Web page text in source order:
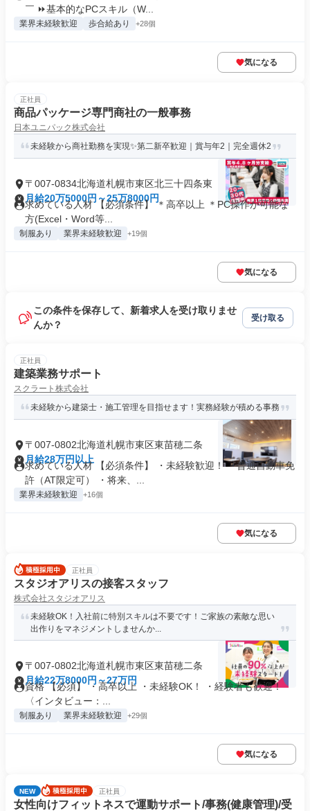
￣ ⏩基本的なPCスキル（W...
業界未経験歓迎 歩合給あり +28個
気になる
正社員
商品パッケージ専門商社の一般事務
日本ユニパック株式会社
未経験から商社勤務を実現✨第二新卒歓迎｜賞与年2｜完全週休2
〒007-0834北海道札幌市東区北三十四条東
月給20万5000円～25万8000円
求めている人材 【必須条件】 ＊高卒以上 ＊PC操作が可能な
方(Excel・Word等...
制服あり 業界未経験歓迎 +19個
気になる
この条件を保存して、新着求人を受け取りませ
んか？
受け取る
正社員
建築業務サポート
スクラート株式会社
未経験から建築士・施工管理を目指せます！実務経験が積める事務
〒007-0802北海道札幌市東区東苗穂二条
月給28万円以上
求めている人材 【必須条件】 ・未経験歓迎！ ・普通自動車免
許（AT限定可） ・将来、...
業界未経験歓迎 +16個
気になる
正社員
スタジオアリスの接客スタッフ
株式会社スタジオアリス
未経験OK！入社前に特別スキルは不要です！ご家族の素敵な思い
出作りをマネジメントしませんか...
〒007-0802北海道札幌市東区東苗穂二条
月給22万8000円～27万円
資格 【必須】 ・高卒以上 ・未経験OK！ ・経験者も歓迎！
〈インタビュー：...
制服あり 業界未経験歓迎 +29個
気になる
NEW 正社員
女性向けフィットネスで運動サポート/事務(健康管理)/受